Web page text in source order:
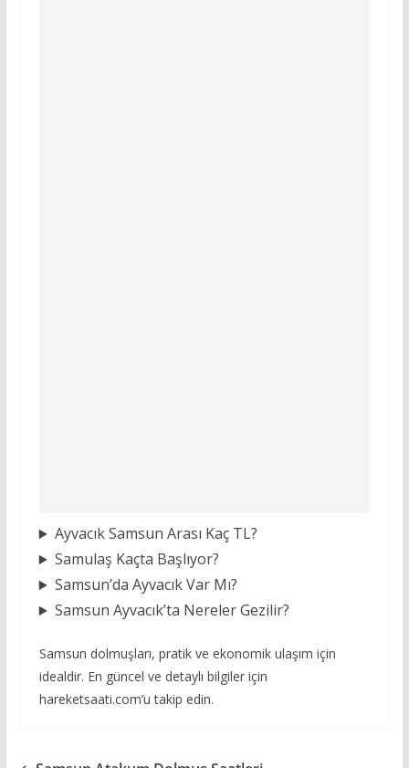
Ayvacık Samsun Arası Kaç TL?
Samulaş Kaçta Başlıyor?
Samsun’da Ayvacık Var Mı?
Samsun Ayvacık’ta Nereler Gezilir?
Samsun dolmuşları, pratik ve ekonomik ulaşım için
idealdir. En güncel ve detaylı bilgiler için
hareketsaati.com’u takip edin.